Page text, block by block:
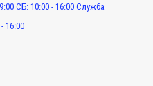
СБ: 10:00 - 16:00 Служба
16:00